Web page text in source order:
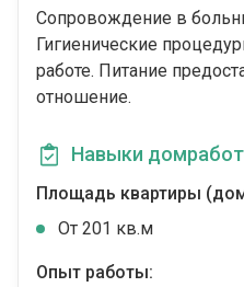
Сопровождение в
Гигиенические
работе. Питание
отношение.
Навыки
Площадь квартиры
От 201 кв.м
Опыт работы: